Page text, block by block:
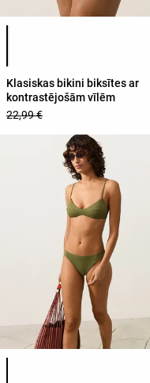
Klasiskas bikini biksītes ar
kontrastējošām vīlēm
22,99 €